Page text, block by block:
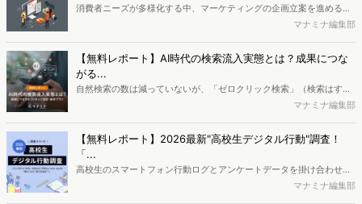
消費者ニーズが多様化する中、マーケティングの企画立案を進める上
で、競合分析や消費者分析の重要性がより高まっています。Web行動
データを活用し、Web上の消費者行動を起点とした競合サイト分析や
消費者分析が可能です。今回はDockpitならではの利便性の高い機能
や活用方法を解説します。
マナミナ編集部
【無料レポート】AI時代の検索流入実態とは？成果につな
がる...
自然検索の数は減っていないが、「ゼロクリック検索」（検索はする
がページには流入しない）の割合が増加しているのが、AI時代の検索
か、また、要因を理解した上で、成果に確実につながるコンテンツを
制作するにはどうするべきなのでしょうか。本レポートはこのような
疑問をお抱えのSEO・Webマーケティングご担当者様におすすめの内
容となっています。※本レポートは記事のフォームから無料でダウン
マナミナ編集部
【無料レポート】2026最新"高校生デジタル行動"調査！
「...
高校生のスマートフォン行動ログとアンケートデータを掛け合わせ、
最新の若年層（高校生）におけるデジタル行動実態やSNSの利用傾向
マナミナ編集部